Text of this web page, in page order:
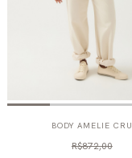
BODY AMELIE CRU
R$872,00